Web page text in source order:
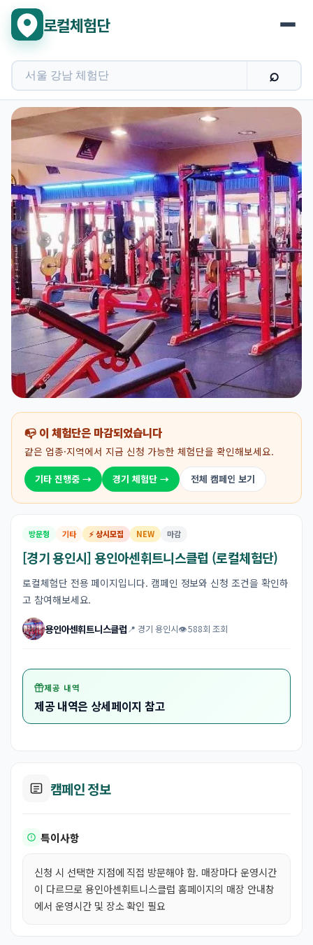
로컬체험단
📭 이 체험단은 마감되었습니다
같은 업종·지역에서 지금 신청 가능한 체험단을 확인해보세요.
기타 진행중 → 경기 체험단 → 전체 캠페인 보기
방문형 기타 ⚡ 상시모집 NEW 마감
[경기 용인시] 용인아센휘트니스클럽 (로컬체험단)
로컬체험단 전용 페이지입니다. 캠페인 정보와 신청 조건을 확인하
고 참여해보세요.
용인아센휘트니스클럽📍 경기 용인시👁 588회 조회
제공 내역
제공 내역은 상세페이지 참고
캠페인 정보
특이사항
신청 시 선택한 지점에 직접 방문해야 함. 매장마다 운영시간
이 다르므로 용인아센휘트니스클럽 홈페이지의 매장 안내창
에서 운영시간 및 장소 확인 필요